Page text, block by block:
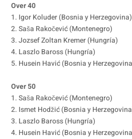
Over 40
1. Igor Koluder (Bosnia y Herzegovina)
2. Saša Rakočević (Montenegro)
3. Jozsef Zoltan Kremer (Hungría)
4. Laszlo Baross (Hungría)
5. Husein Havić (Bosnia y
Over 50
1. Saša Rakočević (Montenegro)
2. Ismet Hodžić (Bosnia y
3. Laszlo Baross (Hungría)
4. Husein Havić (Bosnia y